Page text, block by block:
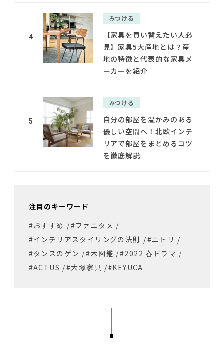
4
みつける
【家具を買い替えたい人必
見】家具5大産地とは？産
地の特徴と代表的な家具メ
ーカーを紹介
5
みつける
自分の部屋を温かみのある
優しい空間へ！北欧インテ
リアで部屋をまとめるコツ
を徹底解説
注目のキーワード
#おすすめ /#ファニタメ /
#インテリアスタイリングの法則 /#ニトリ /
#タンスのゲン /#木図鑑 /#2022 春ドラマ /
#ACTUS /#大塚家具 /#KEYUCA